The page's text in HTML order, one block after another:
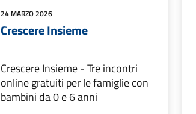
24 MARZO 2026
Crescere Insieme
Crescere Insieme - Tre incontri
online gratuiti per le famiglie con
bambini da 0 e 6 anni